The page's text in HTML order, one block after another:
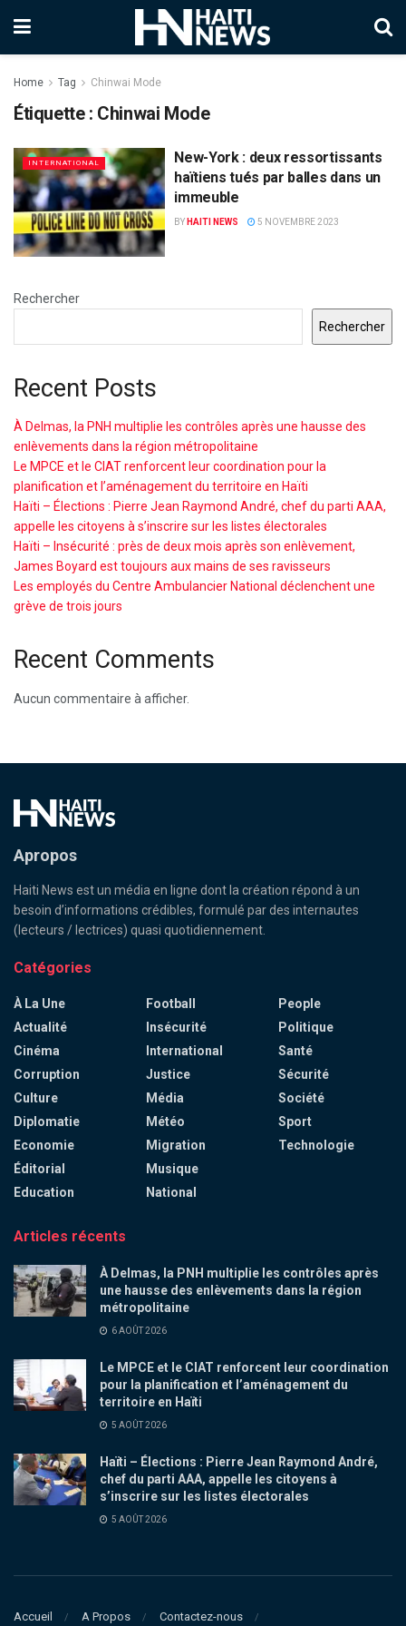
Home Tag Chinwai Mode
Étiquette : Chinwai Mode
INTERNATIONAL
New-York : deux ressortissants
haïtiens tués par balles dans un
immeuble
BY HAITI NEWS 5 NOVEMBRE 2023
Rechercher
Rechercher
Recent Posts
À Delmas, la PNH multiplie les contrôles après une hausse des
enlèvements dans la région métropolitaine
Le MPCE et le CIAT renforcent leur coordination pour la
planification et l’aménagement du territoire en Haïti
Haïti – Élections : Pierre Jean Raymond André, chef du parti AAA,
appelle les citoyens à s’inscrire sur les listes électorales
Haïti – Insécurité : près de deux mois après son enlèvement,
James Boyard est toujours aux mains de ses ravisseurs
Les employés du Centre Ambulancier National déclenchent une
grève de trois jours
Recent Comments
Aucun commentaire à afficher.
Apropos
Haiti News est un média en ligne dont la création répond à un
besoin d’informations crédibles, formulé par des internautes
(lecteurs / lectrices) quasi quotidiennement.
Catégories
À La Une
Actualité
Cinéma
Corruption
Culture
Diplomatie
Economie
Éditorial
Education
Football
Insécurité
International
Justice
Média
Météo
Migration
Musique
National
People
Politique
Santé
Sécurité
Société
Sport
Technologie
Articles récents
À Delmas, la PNH multiplie les contrôles après
une hausse des enlèvements dans la région
métropolitaine
6 AOÛT 2026
Le MPCE et le CIAT renforcent leur coordination
pour la planification et l’aménagement du
territoire en Haïti
5 AOÛT 2026
Haïti – Élections : Pierre Jean Raymond André,
chef du parti AAA, appelle les citoyens à
s’inscrire sur les listes électorales
5 AOÛT 2026
Accueil A Propos Contactez-nous